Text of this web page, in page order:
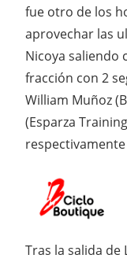
fue otro de los
aprovechar las
Nicoya saliendo
fracción con 2
William Muñoz
(Esparza
respectivamente
Tras la salida de